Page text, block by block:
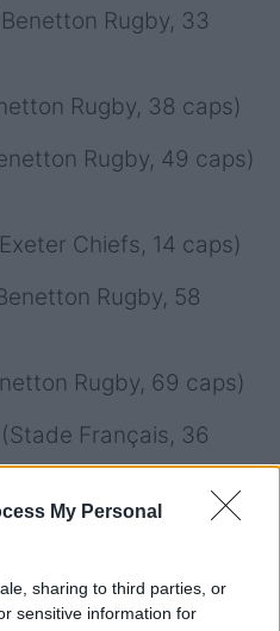
My Personal
sharing to third parties, or
sensitive information for
Rugby, 33
Rugby, 38 caps)
Rugby, 49 caps)
Chiefs, 14 caps)
Rugby, 58
Rugby, 69 caps)
Français, 36
Saints 58